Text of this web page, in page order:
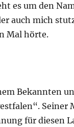
es um den
auch mich
Mal hörte.
Bekannten
Seiner
für diesen